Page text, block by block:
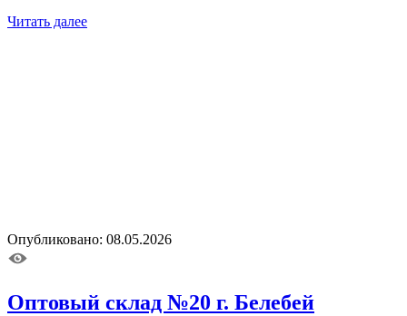
Читать далее
Опубликовано: 08.05.2026
Оптовый склад №20 г. Белебей